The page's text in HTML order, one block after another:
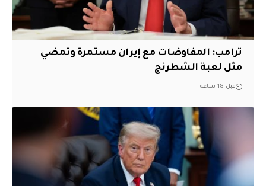
‏ترامب: المفاوضات مع إيران مستمرة وتمضي
مثل لعبة الشطرنج
قبل 18 ساعة